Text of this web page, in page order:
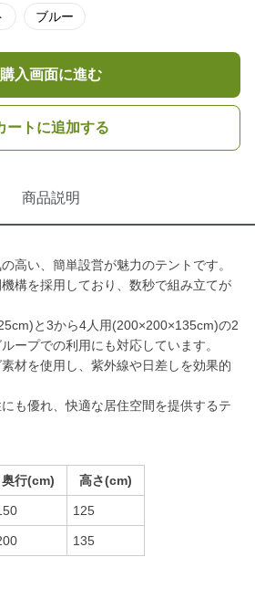
ブルー
購入画面に進む
ートに追加する
商品説明
高い、簡単設営が魅力のテントです。
構を採用しており、数秒で組み立てが
と3から4人用(200×200×135cm)の2
ープでの利用にも対応しています。
材を使用し、紫外線や日差しを効果的
も優れ、快適な居住空間を提供するテ
奥行(cm) 高さ(cm)
125
135